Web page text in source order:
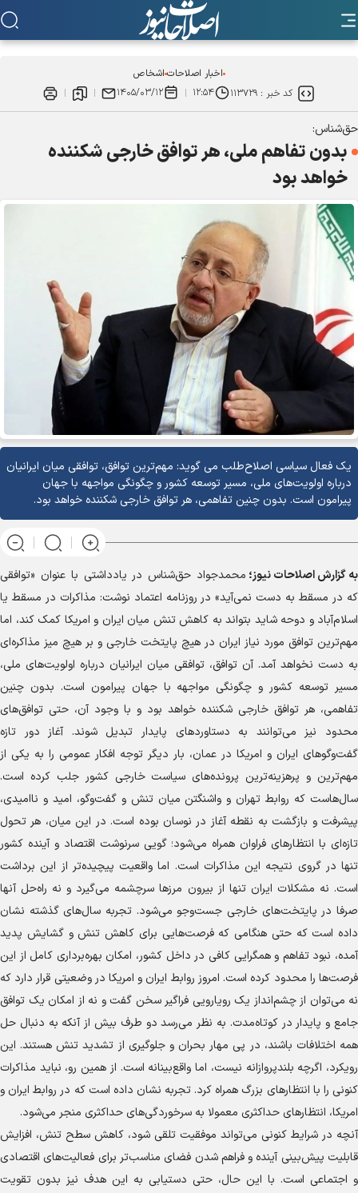
اخبار اصلاحاتاشخاص
کد خبر :۱۱۳۷۲۹ ۱۲:۵۴ ۱۴۰۵/۰۳/۱۲
حق‌شناس:
بدون تفاهم ملی، هر توافق خارجی شکننده
خواهد بود
یک فعال سیاسی اصلاح‌طلب می گوید: مهم‌ترین توافق، توافقی میان ایرانیان
درباره اولویت‌های ملی، مسیر توسعه کشور و چگونگی مواجهه با جهان
پیرامون است. بدون چنین تفاهمی، هر توافق خارجی شکننده خواهد بود.
به گزارشاصلاحات نیوز؛ محمدجواد حق‌شناس در یادداشتی با عنوان «توافقی
که در مسقط به دست نمی‌آید» در روزنامه اعتماد نوشت: مذاکرات در مسقط یا
اسلام‌آباد و دوحه شاید بتواند به کاهش تنش میان ایران و امریکا کمک کند، اما
مهم‌ترین توافق مورد نیاز ایران در هیچ پایتخت خارجی و بر هیچ میز مذاکره‌ای
به دست نخواهد آمد. آن توافق، توافقی میان ایرانیان درباره اولویت‌های ملی،
مسیر توسعه کشور و چگونگی مواجهه با جهان پیرامون است. بدون چنین
تفاهمی، هر توافق خارجی شکننده خواهد بود و با وجود آن، حتی توافق‌های
محدود نیز می‌توانند به دستاورد‌های پایدار تبدیل شوند. آغاز دور تازه
گفت‌و‌گو‌های ایران و امریکا در عمان، بار دیگر توجه افکار عمومی را به یکی از
مهم‌ترین و پرهزینه‌ترین پرونده‌های سیاست خارجی کشور جلب کرده است.
سال‌هاست که روابط تهران و واشنگتن میان تنش و گفت‌و‌گو، امید و ناامیدی،
پیشرفت و بازگشت به نقطه آغاز در نوسان بوده است. در این میان، هر تحول
تازه‌ای با انتظار‌های فراوان همراه می‌شود؛ گویی سرنوشت اقتصاد و آینده کشور
تنها در گروی نتیجه این مذاکرات است. اما واقعیت پیچیده‌تر از این برداشت
است. نه مشکلات ایران تنها از بیرون مرز‌ها سرچشمه می‌گیرد و نه راه‌حل آنها
صرفا در پایتخت‌های خارجی جست‌و‌جو می‌شود. تجربه سال‌های گذشته نشان
داده است که حتی هنگامی که فرصت‌هایی برای کاهش تنش و گشایش پدید
آمده، نبود تفاهم و همگرایی کافی در داخل کشور، امکان بهره‌برداری کامل از این
فرصت‌ها را محدود کرده است. امروز روابط ایران و امریکا در وضعیتی قرار دارد که
نه می‌توان از چشم‌انداز یک رویارویی فراگیر سخن گفت و نه از امکان یک توافق
جامع و پایدار در کوتاه‌مدت. به نظر می‌رسد دو طرف بیش از آنکه به دنبال حل
همه اختلافات باشند، در پی مهار بحران و جلوگیری از تشدید تنش هستند. این
رویکرد، اگرچه بلندپروازانه نیست، اما واقع‌بینانه است. از همین رو، نباید مذاکرات
کنونی را با انتظار‌های بزرگ همراه کرد. تجربه نشان داده است که در روابط ایران و
امریکا، انتظار‌های حداکثری معمولا به سرخوردگی‌های حداکثری منجر می‌شود.
آنچه در شرایط کنونی می‌تواند موفقیت تلقی شود، کاهش سطح تنش، افزایش
قابلیت پیش‌بینی آینده و فراهم شدن فضای مناسب‌تر برای فعالیت‌های اقتصادی
و اجتماعی است. با این حال، حتی دستیابی به این هدف نیز بدون تقویت